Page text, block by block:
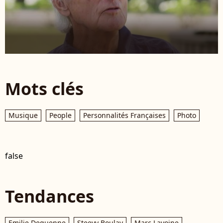
Mots clés
Musique People Personnalités Françaises Photo
false
Tendances